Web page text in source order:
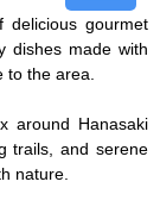
delicious gourmet
dishes made with
to the area.
around Hanasaki
trails, and serene
nature.